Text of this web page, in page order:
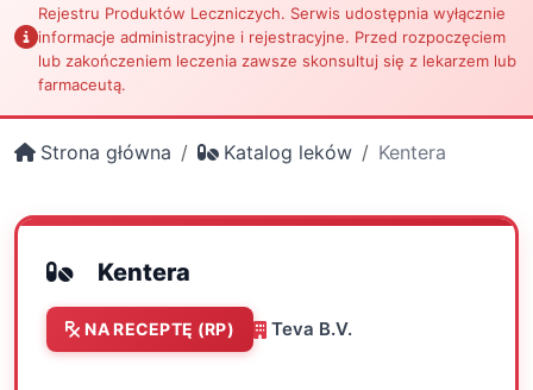
Rejestru Produktów Leczniczych. Serwis udostępnia wyłącznie
informacje administracyjne i rejestracyjne. Przed rozpoczęciem
lub zakończeniem leczenia zawsze skonsultuj się z lekarzem lub
farmaceutą.
Strona główna Katalog leków Kentera
Kentera
NA RECEPTĘ (RP) Teva B.V.